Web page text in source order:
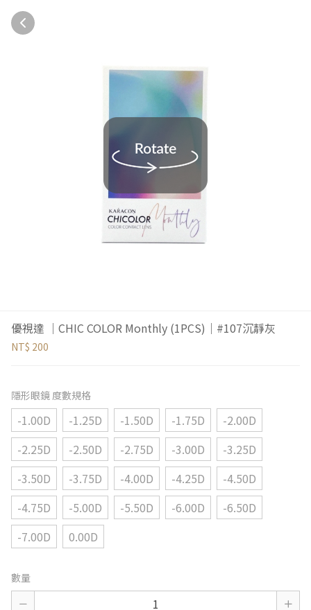
優視達 ｜CHIC COLOR Monthly (1PCS)｜#107沉靜灰
NT$ 200
隱形眼鏡 度數規格
-1.00D -1.25D -1.50D -1.75D
-2.00D
-2.25D
-2.50D -2.75D -3.00D
-3.25D
-3.50D
-3.75D -4.00D -4.25D
-4.50D
-4.75D
-5.00D -5.50D -6.00D
-6.50D
-7.00D
0.00D
數量